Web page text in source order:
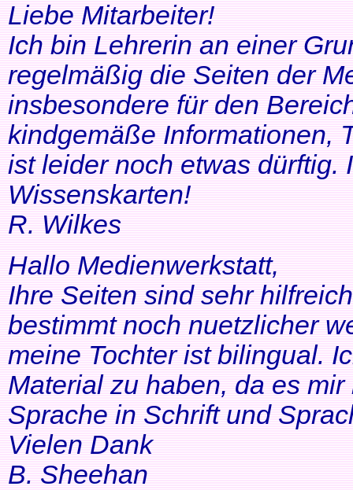
Liebe Mitarbeiter!
Ich bin Lehrerin an einer
regelmäßig die Seiten der
insbesondere für den
kindgemäße Informationen,
ist leider noch etwas dürftig.
Wissenskarten!
R. Wilkes
Hallo Medienwerkstatt,
Ihre Seiten sind sehr
bestimmt noch nuetzlicher
meine Tochter ist bilingual.
Material zu haben, da es
Sprache in Schrift und
Vielen Dank
B. Sheehan